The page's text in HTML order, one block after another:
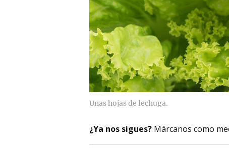
Unas hojas de lechuga.
¿Ya nos sigues? Márcanos como